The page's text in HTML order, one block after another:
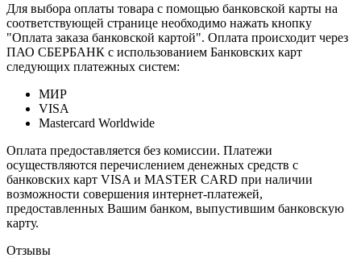
Для выбора оплаты товара с помощью банковской карты на
соответствующей странице необходимо нажать кнопку
"Оплата заказа банковской картой". Оплата происходит через
ПАО СБЕРБАНК с использованием Банковских карт
следующих платежных систем:
МИР
VISA
Mastercard Worldwide
Оплата предоставляется без комиссии. Платежи
осуществляются перечислением денежных средств с
банковских карт VISA и MASTER CARD при наличии
возможности совершения интернет-платежей,
предоставленных Вашим банком, выпустившим банковскую
карту.
Отзывы